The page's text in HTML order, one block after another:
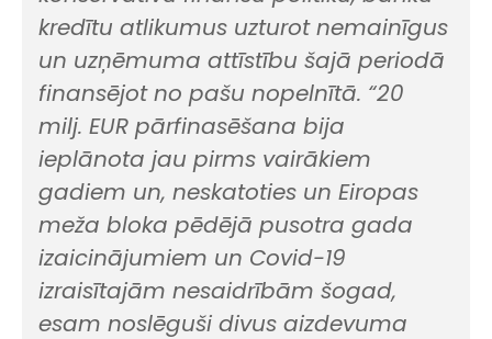
kredītu atlikumus uzturot nemainīgus
un uzņēmuma attīstību šajā periodā
finansējot no pašu nopelnītā. “20
milj. EUR pārfinasēšana bija
ieplānota jau pirms vairākiem
gadiem un, neskatoties un Eiropas
meža bloka pēdējā pusotra gada
izaicinājumiem un Covid-19
izraisītajām nesaidrībām šogad,
esam noslēguši divus aizdevuma